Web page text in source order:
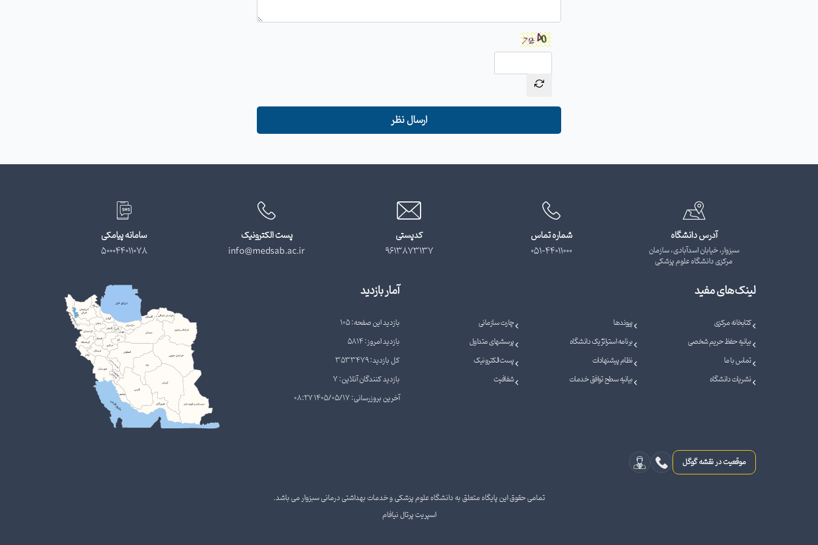
ارسال نظر
آدرس دانشگاه
سبزوار، خیابان اسدآبادی، سازمان
مرکزی دانشگاه علوم پزشکی
شماره تماس
051-44011000
کدپستی
9613873137
پست الکترونیک
info@medsab.ac.ir
سامانه پیامکی
500044011078
لینک‌های مفید
کتابخانه مرکزی پیوندها
چارت سازمانی
بیانیه حفظ حریم شخصی
برنامه استراتژیک دانشگاه
پرسشهای متداول
تماس با ما
نظام پیشنهادات
پست الکترونیک
نشریات دانشگاه
بیانیه سطح توافق خدمات شفافیت
آمار بازدید
بازدید این صفحه: 105
بازدید امروز: 5814
کل بازدید: 3533479
بازدید کنندگان آنلاین: 7
آخرین بروزرسانی: 1405/05/17 08:27
موقعیت در نقشه گوگل
تمامی حقوق این پایگاه متعلق به دانشگاه علوم پزشکی و خدمات بهداشتی درمانی سبزوار می باشد.
اسپریت پرتال نیافام